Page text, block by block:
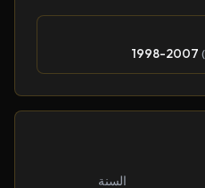
السنة